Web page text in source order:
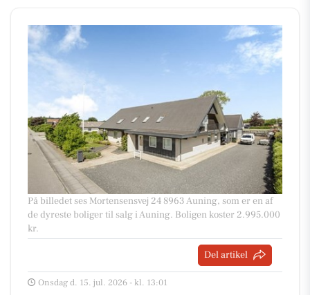
På billedet ses Mortensensvej 24 8963 Auning, som er en af
de dyreste boliger til salg i Auning. Boligen koster 2.995.000
kr.
Del artikel
Onsdag d. 15. jul. 2026 - kl. 13:01